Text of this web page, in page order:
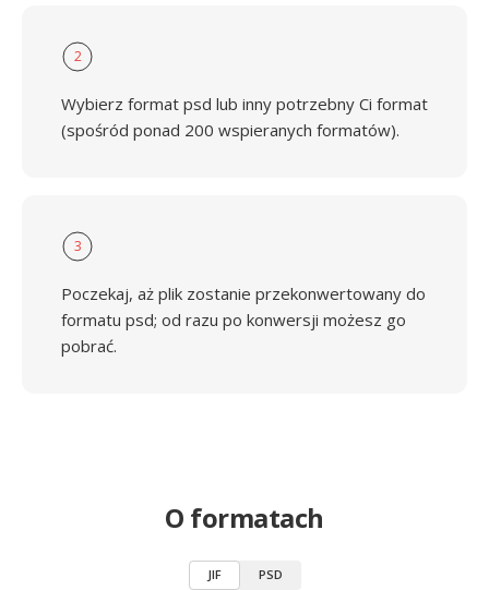
2
Wybierz format psd lub inny potrzebny Ci format
(spośród ponad 200 wspieranych formatów).
3
Poczekaj, aż plik zostanie przekonwertowany do
formatu psd; od razu po konwersji możesz go
pobrać.
O formatach
JIF PSD